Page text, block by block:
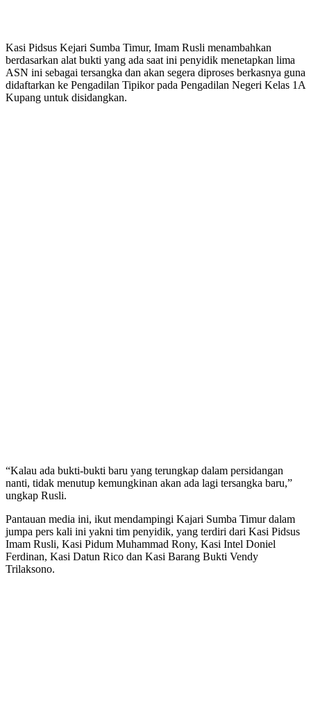
Kasi Pidsus Kejari Sumba Timur, Imam Rusli menambahkan
berdasarkan alat bukti yang ada saat ini penyidik menetapkan lima
ASN ini sebagai tersangka dan akan segera diproses berkasnya guna
didaftarkan ke Pengadilan Tipikor pada Pengadilan Negeri Kelas 1A
Kupang untuk disidangkan.
“Kalau ada bukti-bukti baru yang terungkap dalam persidangan
nanti, tidak menutup kemungkinan akan ada lagi tersangka baru,”
ungkap Rusli.
Pantauan media ini, ikut mendampingi Kajari Sumba Timur dalam
jumpa pers kali ini yakni tim penyidik, yang terdiri dari Kasi Pidsus
Imam Rusli, Kasi Pidum Muhammad Rony, Kasi Intel Doniel
Ferdinan, Kasi Datun Rico dan Kasi Barang Bukti Vendy
Trilaksono.